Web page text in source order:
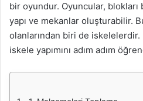
bir oyundur. Oyuncular, blokları
yapı ve mekanlar oluşturabilir.
olanlarından biri de iskelelerdir.
iskele yapımını adım adım